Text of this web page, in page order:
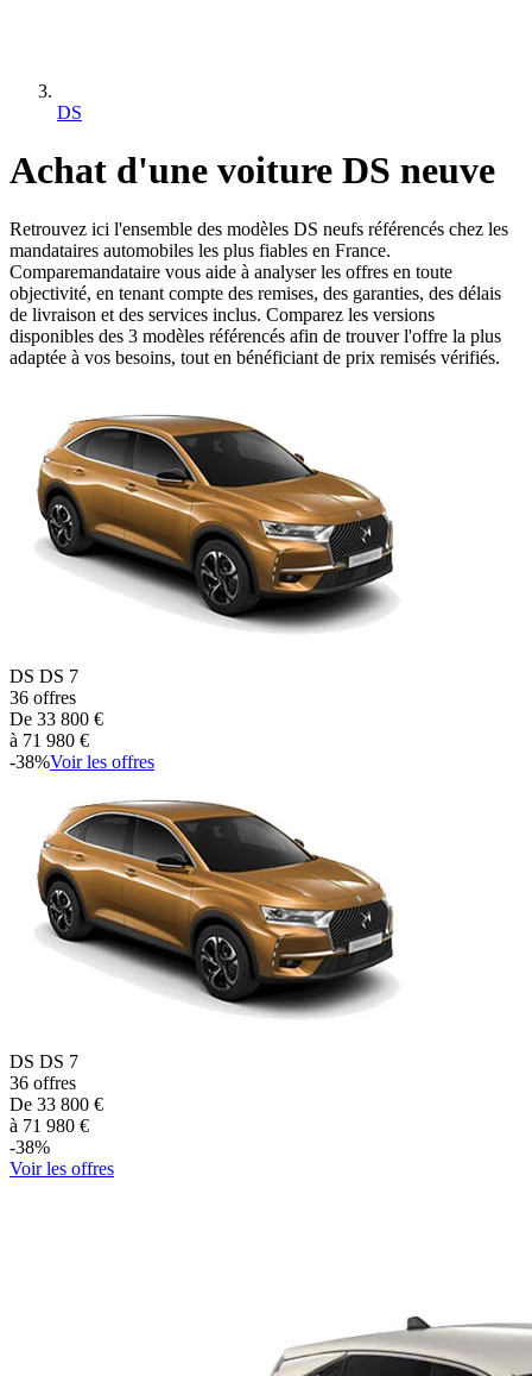
DS
Achat d'une voiture DS neuve
Retrouvez ici l'ensemble des modèles DS neufs référencés chez les
mandataires automobiles les plus fiables en France.
Comparemandataire vous aide à analyser les offres en toute
objectivité, en tenant compte des remises, des garanties, des délais
de livraison et des services inclus. Comparez les versions
disponibles des 3 modèles référencés afin de trouver l'offre la plus
adaptée à vos besoins, tout en bénéficiant de prix remisés vérifiés.
DS DS 7
36 offres
De 33 800 €
à 71 980 €
-38%Voir les offres
DS DS 7
36 offres
De 33 800 €
à 71 980 €
-38%
Voir les offres